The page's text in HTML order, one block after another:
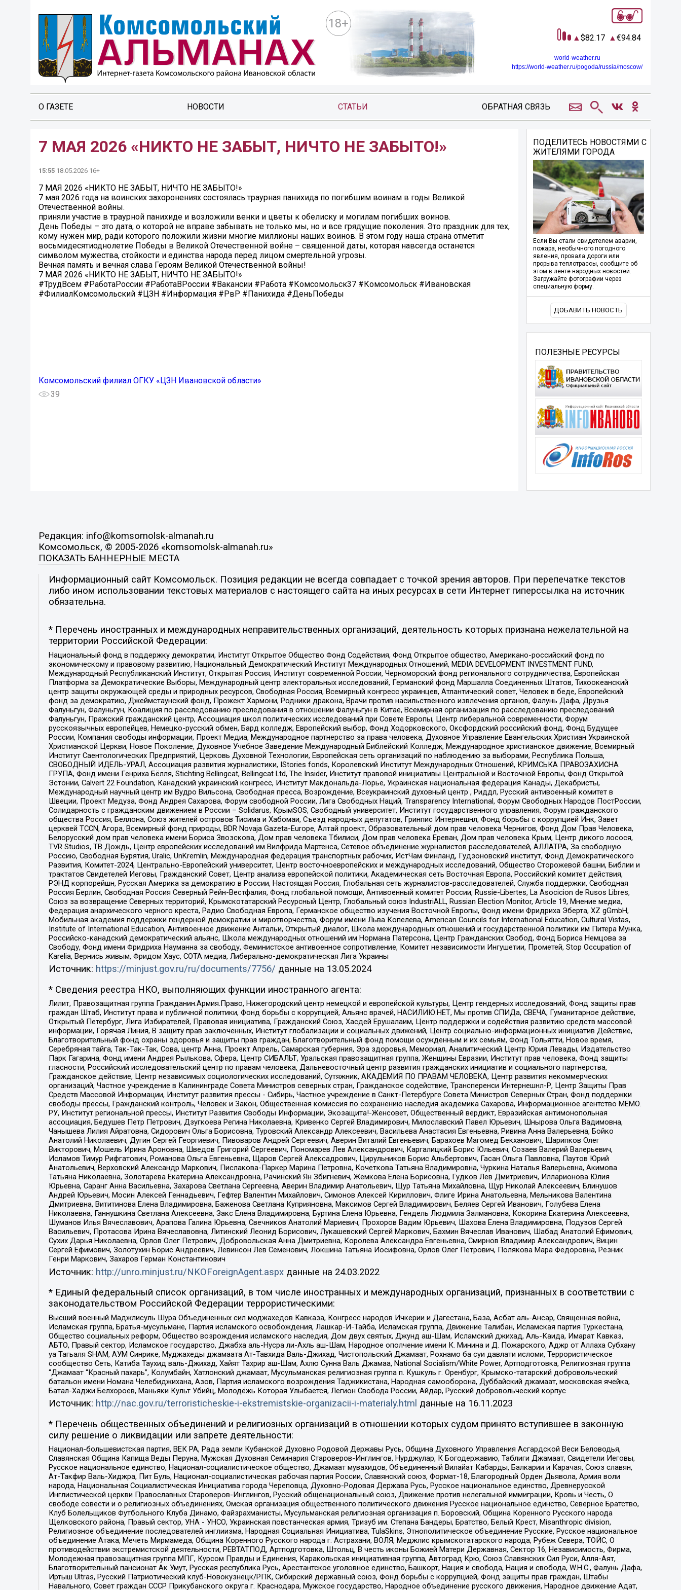
18+
82.17 94.84
world-weather.ru
https://world-weather.ru/pogoda/russia/moscow/
О ГАЗЕТЕ НОВОСТИ СТАТЬИ ОБРАТНАЯ СВЯЗЬ
7 МАЯ 2026 «НИКТО НЕ ЗАБЫТ, НИЧТО НЕ ЗАБЫТО!»
15:55 18.05.2026 16+
7 МАЯ 2026 «НИКТО НЕ ЗАБЫТ, НИЧТО НЕ ЗАБЫТО!»
7 мая 2026 года на воинских захоронениях состоялась траурная панихида по погибшим воинам в годы Великой
Отечественной войны.
приняли участие в траурной панихиде и возложили венки и цветы к обелиску и могилам погибших воинов.
День Победы – это дата, о которой не вправе забывать не только мы, но и все грядущие поколения. Это праздник для тех,
кому нужен мир, ради которого положили жизни многие миллионы наших воинов. В этом году наша страна отметит
восьмидесятиоднолетие Победы в Великой Отечественной войне – священной даты, которая навсегда останется
символом мужества, стойкости и единства народа перед лицом смертельной угрозы.
Вечная память и вечная слава Героям Великой Отечественной войны!
7 МАЯ 2026 «НИКТО НЕ ЗАБЫТ, НИЧТО НЕ ЗАБЫТО!»
#ТрудВсем #РаботаРоссии #РаботаВРоссии #Вакансии #Работа #Комсомольск37 #Комсомольск #Ивановская
#ФилиалКомсомольский #ЦЗН #Информация #РвР #Панихида #ДеньПобеды
Комсомольский филиал ОГКУ «ЦЗН Ивановской области»
39
ПОДЕЛИТЕСЬ НОВОСТЯМИ С
ЖИТЕЛЯМИ ГОРОДА
Если Вы стали свидетелем аварии,
пожара, необычного погодного
явления, провала дороги или
прорыва теплотрассы, сообщите об
этом в ленте народных новостей.
Загружайте фотографии через
специальную форму.
ДОБАВИТЬ НОВОСТЬ
ПОЛЕЗНЫЕ РЕСУРСЫ
Редакция: info@komsomolsk-almanah.ru
Комсомольск, © 2005-2026 «komsomolsk-almanah.ru»
ПОКАЗАТЬ БАННЕРНЫЕ МЕСТА
Информационный сайт Комсомольск. Позиция редакции не всегда совпадает с точкой зрения авторов. При перепечатке текстов
либо ином использовании текстовых материалов с настоящего сайта на иных ресурсах в сети Интернет гиперссылка на источник
обязательна.
* Перечень иностранных и международных неправительственных организаций, деятельность которых признана нежелательной на
территории Российской Федерации:
Национальный фонд в поддержку демократии, Институт Открытое Общество Фонд Содействия, Фонд Открытое общество, Американо-российский фонд по
экономическому и правовому развитию, Национальный Демократический Институт Международных Отношений, MEDIA DEVELOPMENT INVESTMENT FUND,
Международный Республиканский Институт, Открытая Россия, Институт современной России, Черноморский фонд регионального сотрудничества, Европейская
Платформа за Демократические Выборы, Международный центр электоральных исследований, Германский фонд Маршалла Соединенных Штатов, Тихоокеанский
центр защиты окружающей среды и природных ресурсов, Свободная Россия, Всемирный конгресс украинцев, Атлантический совет, Человек в беде, Европейский
фонд за демократию, Джеймстаунский фонд, Прожект Хармони, Родники дракона, Врачи против насильственного извлечения органов, Фалунь Дафа, Друзья
Фалуньгун, Фалуньгун, Коалиция по расследованию преследования в отношении Фалуньгун в Китае, Всемирная организация по расследованию преследований
Фалуньгун, Пражский гражданский центр, Ассоциация школ политических исследований при Совете Европы, Центр либеральной современности, Форум
русскоязычных европейцев, Немецко-русский обмен, Бард колледж, Европейский выбор, Фонд Ходорковского, Оксфордский российский фонд, Фонд Будущее
России, Компания свободы информации, Проект Медиа, Международное партнерство за права человека, Духовное Управление Евангельских Христиан Украинской
Христианской Церкви, Новое Поколение, Духовное Учебное Заведение Международный Библейский Колледж, Международное христианское движение, Всемирный
Институт Саентологических Предприятий, Церковь Духовной Технологии, Европейская сеть организаций по наблюдению за выборами, Республика Польша,
СВОБОДНЫЙ ИДЕЛЬ-УРАЛ, Ассоциация развития журналистики, IStories fonds, Королевский Институт Международных Отношений, КРИМСЬКА ПРАВОЗАХИСНА
ГРУПА, Фонд имени Генриха Бёлля, Stichting Bellingcat, Bellingcat Ltd, The Insider, Институт правовой инициативы Центральной и Восточной Европы, Фонд Открытой
Эстонии, Calvert 22 Foundation, Канадский украинский конгресс, Институт Макдональда-Лорье, Украинская национальная федерация Канады, Декабристы,
Международный научный центр им Вудро Вильсона, Свободная пресса, Возрождение, Всеукраинский духовный центр , Риддл, Русский антивоенный комитет в
Швеции, Проект Медуза, Фонд Андрея Сахарова, Форум свободной России, Лига Свободных Наций, Transparеncy International, Форум Свободных Народов ПостРоссии,
Солидарность с гражданским движением в России – Solidarus, КрымSOS, Свободный университет, Институт государственного управления, Форум гражданского
общества Россия, Беллона, Союз жителей островов Тисима и Хабомаи, Съезд народных депутатов, Гринпис Интернешнл, Фонд борьбы с коррупцией Инк, Завет
церквей TCCN, Агора, Всемирный фонд природы, BDR Novaja Gazeta-Europe, Алтай проект, Образовательный дом прав человека Чернигов, Фонд Дом Прав Человека,
Белорусский дом прав человека имени Бориса Звозскова, Дом прав человека Тбилиси, Дом прав человека Ереван, Дом прав человека Крым, Центр дикого лосося,
TVR Studios, ТВ Дождь, Центр европейских исследований им Вилфрида Мартенса, Сетевое объединение журналистов расследователей, АЛЛАТРА, За свободную
Россию, Свободная Бурятия, Uralic, UnKremlin, Международная федерация транспортных рабочих, ИстЧам Финланд, Гудзоновский институт, Фонд Демократического
Развития, Комитет-2024, Центрально-Европейский университет, Центр восточноевропейских и международных исследований, Общество Сторожевой башни, Библии и
трактатов Свидетелей Иеговы, Гражданский Совет, Центр анализа европейской политики, Академическая сеть Восточная Европа, Российский комитет действия,
РЭНД корпорейшн, Русская Америка за демократию в России, Настоящая Россия, Глобальная сеть журналистов-расследователей, Служба поддержки, Свободная
Россия Берлин, Свободная Россия Северный Рейн-Вестфалия, Фонд глобальной помощи, Антивоенный комитет России, Russie-Libertes, La Asocicion de Rusos Libres,
Союз за возвращение Северных территорий, Крымскотатарский Ресурсный Центр, Глобальный союз IndustriALL, Russian Election Monitor, Article 19, Мнение медиа,
Федерация анархического черного креста, Радио Свободная Европа, Германское общество изучения Восточной Европы, Фонд имени Фридриха Эберта, XZ gGmbH,
Мобильная академия поддержки гендерной демократии и миротворчества, Форум имени Льва Копелева, American Councils for International Education, Cultural Vistas,
Institute of International Education, Антивоенное движение Антальи, Открытый диалог, Школа международных отношений и государственной политики им Питера Мунка,
Российско-канадский демократический альянс, Школа международных отношений им Нормана Патерсона, Центр Гражданских Свобод, Фонд Бориса Немцова за
Свободу, Фонд имени Фридриха Науманна за свободу, Феминистское антивоенное сопротивление, Комитет независимости Ингушетии, Прометей, Stop Occupation of
Karelia, Вернись живым, Фридом Хаус, СОТА медиа, Либерально-демократическая Лига Украины
Источник: https://minjust.gov.ru/ru/documents/7756/ данные на 13.05.2024
* Сведения реестра НКО, выполняющих функции иностранного агента:
Лилит, Правозащитная группа Гражданин.Армия.Право, Нижегородский центр немецкой и европейской культуры, Центр гендерных исследований, Фонд защиты прав
граждан Штаб, Институт права и публичной политики, Фонд борьбы с коррупцией, Альянс врачей, НАСИЛИЮ.НЕТ, Мы против СПИДа, СВЕЧА, Гуманитарное действие,
Открытый Петербург, Лига Избирателей, Правовая инициатива, Гражданский Союз, Хасдей Ерушалаим, Центр поддержки и содействия развитию средств массовой
информации, Горячая Линия, В защиту прав заключенных, Институт глобализации и социальных движений, Центр социально-информационных инициатив Действие,
Благотворительный фонд охраны здоровья и защиты прав граждан, Благотворительный фонд помощи осужденным и их семьям, Фонд Тольятти, Новое время,
Серебряная тайга, Так-Так-Так, Сова, центр Анна, Проект Апрель, Самарская губерния, Эра здоровья, Мемориал, Аналитический Центр Юрия Левады, Издательство
Парк Гагарина, Фонд имени Андрея Рылькова, Сфера, Центр СИБАЛЬТ, Уральская правозащитная группа, Женщины Евразии, Институт прав человека, Фонд защиты
гласности, Российский исследовательский центр по правам человека, Дальневосточный центр развития гражданских инициатив и социального партнерства,
Гражданское действие, Центр независимых социологических исследований, Сутяжник, АКАДЕМИЯ ПО ПРАВАМ ЧЕЛОВЕКА, Центр развития некоммерческих
организаций, Частное учреждение в Калининграде Совета Министров северных стран, Гражданское содействие, Трансперенси Интернешнл-Р, Центр Защиты Прав
Средств Массовой Информации, Институт развития прессы - Сибирь, Частное учреждение в Санкт-Петербурге Совета Министров Северных Стран, Фонд поддержки
свободы прессы, Гражданский контроль, Человек и Закон, Общественная комиссия по сохранению наследия академика Сахарова, Информационное агентство МЕМО.
РУ, Институт региональной прессы, Институт Развития Свободы Информации, Экозащита!-Женсовет, Общественный вердикт, Евразийская антимонопольная
ассоциация, Бедушев Петр Петрович, Дзугкоева Регина Николаевна, Кривенко Сергей Владимирович, Милославский Павел Юрьевич, Шнырова Ольга Вадимовна,
Чанышева Лилия Айратовна, Сидорович Ольга Борисовна, Туровский Александр Алексеевич, Васильева Анастасия Евгеньевна, Ривина Анна Валерьевна, Бойко
Анатолий Николаевич, Дугин Сергей Георгиевич, Пивоваров Андрей Сергеевич, Аверин Виталий Евгеньевич, Барахоев Магомед Бекханович, Шарипков Олег
Викторович, Мошель Ирина Ароновна, Шведов Григорий Сергеевич, Пономарев Лев Александрович, Каргалицкий Борис Юльевич, Созаев Валерий Валерьевич,
Исламов Тимур Рифгатович, Романова Ольга Евгеньевна, Щаров Сергей Алексадрович, Цирульников Борис Альбертович, Гасан Ольга Павловна, Паутов Юрий
Анатольевич, Верховский Александр Маркович, Пислакова-Паркер Марина Петровна, Кочеткова Татьяна Владимировна, Чуркина Наталья Валерьевна, Акимова
Татьяна Николаевна, Золотарева Екатерина Александровна, Рачинский Ян Збигневич, Жемкова Елена Борисовна, Гудков Лев Дмитриевич, Илларионова Юлия
Юрьевна, Саранг Анна Васильевна, Захарова Светлана Сергеевна, Аверин Владимир Анатольевич, Щур Татьяна Михайловна, Щур Николай Алексеевич, Блинушов
Андрей Юрьевич, Мосин Алексей Геннадьевич, Гефтер Валентин Михайлович, Симонов Алексей Кириллович, Флиге Ирина Анатольевна, Мельникова Валентина
Дмитриевна, Вититинова Елена Владимировна, Баженова Светлана Куприяновна, Максимов Сергей Владимирович, Беляев Сергей Иванович, Голубева Елена
Николаевна, Ганнушкина Светлана Алексеевна, Закс Елена Владимировна, Буртина Елена Юрьевна, Гендель Людмила Залмановна, Кокорина Екатерина Алексеевна,
Шуманов Илья Вячеславович, Арапова Галина Юрьевна, Свечников Анатолий Мариевич, Прохоров Вадим Юрьевич, Шахова Елена Владимировна, Подузов Сергей
Васильевич, Протасова Ирина Вячеславовна, Литинский Леонид Борисович, Лукашевский Сергей Маркович, Бахмин Вячеслав Иванович, Шабад Анатолий Ефимович,
Сухих Дарья Николаевна, Орлов Олег Петрович, Добровольская Анна Дмитриевна, Королева Александра Евгеньевна, Смирнов Владимир Александрович, Вицин
Сергей Ефимович, Золотухин Борис Андреевич, Левинсон Лев Семенович, Локшина Татьяна Иосифовна, Орлов Олег Петрович, Полякова Мара Федоровна, Резник
Генри Маркович, Захаров Герман Константинович
Источник: http://unro.minjust.ru/NKOForeignAgent.aspxданные на 24.03.2022
* Единый федеральный список организаций, в том числе иностранных и международных организаций, признанных в соответствии с
законодательством Российской Федерации террористическими:
Высший военный Маджлисуль Шура Объединенных сил моджахедов Кавказа, Конгресс народов Ичкерии и Дагестана, База, Асбат аль-Ансар, Священная война,
Исламская группа, Братья-мусульмане, Партия исламского освобождения, Лашкар-И-Тайба, Исламская группа, Движение Талибан, Исламская партия Туркестана,
Общество социальных реформ, Общество возрождения исламского наследия, Дом двух святых, Джунд аш-Шам, Исламский джихад, Аль-Каида, Имарат Кавказ,
АБТО, Правый сектор, Исламское государство, Джабха аль-Нусра ли-Ахль аш-Шам, Народное ополчение имени К. Минина и Д. Пожарского, Аджр от Аллаха Субхану
уа Тагьаля SHAM, АУМ Синрике, Муджахеды джамаата Ат-Тавхида Валь-Джихад, Чистопольский Джамаат, Рохнамо ба суи давлати исломи, Террористическое
сообщество Сеть, Катиба Таухид валь-Джихад, Хайят Тахрир аш-Шам, Ахлю Сунна Валь Джамаа, National Socialism/White Power, Артподготовка, Религиозная группа
“Джамаат “Красный пахарь”, Колумбайн, Хатлонский джамаат, Мусульманская религиозная группа п. Кушкуль г. Оренбург, Крымско-татарский добровольческий
батальон имени Номана Челебиджихана, Азов, Партия исламского возрождения Таджикистана, Народная самооборона, Дуббайский джамаат, московская ячейка,
Батал-Хаджи Белхороев, Маньяки Культ Убийц, Молодёжь Которая Улыбается, Легион Свобода России, Айдар, Русский добровольческий корпус
Источник: http://nac.gov.ru/terroristicheskie-i-ekstremistskie-organizacii-i-materialy.html данные на 16.11.2023
* Перечень общественных объединений и религиозных организаций в отношении которых судом принято вступившее в законную
силу решение о ликвидации или запрете деятельности:
Национал-большевистская партия, ВЕК РА, Рада земли Кубанской Духовно Родовой Державы Русь, Община Духовного Управления Асгардской Веси Беловодья,
Славянская Община Капища Веды Перуна, Мужская Духовная Семинария Староверов-Инглингов, Нурджулар, К Богодержавию, Таблиги Джамаат, Свидетели Иеговы,
Русское национальное единство, Национал-социалистическое общество, Джамаат мувахидов, Объединенный Вилайат Кабарды, Балкарии и Карачая, Союз славян,
Ат-Такфир Валь-Хиджра, Пит Буль, Национал-социалистическая рабочая партия России, Славянский союз, Формат-18, Благородный Орден Дьявола, Армия воли
народа, Национальная Социалистическая Инициатива города Череповца, Духовно-Родовая Держава Русь, Русское национальное единство, Древнерусской
Инглистической церкви Православных Староверов-Инглингов, Русский общенациональный союз, Движение против нелегальной иммиграции, Кровь и Честь, О
свободе совести и о религиозных объединениях, Омская организация общественного политического движения Русское национальное единство, Северное Братство,
Клуб Болельщиков Футбольного Клуба Динамо, Файзрахманисты, Мусульманская религиозная организация п. Боровский, Община Коренного Русского народа
Щелковского района, Правый сектор, УНА - УНСО, Украинская повстанческая армия, Тризуб им. Степана Бандеры, Братство, Белый Крест, Misanthropic division,
Религиозное объединение последователей инглиизма, Народная Социальная Инициатива, TulaSkins, Этнополитическое объединение Русские, Русское национальное
объединение Атака, Мечеть Мирмамеда, Община Коренного Русского народа г. Астрахани, ВОЛЯ, Меджлис крымскотатарского народа, Рубеж Севера, ТОЙС, О
противодействии экстремистской деятельности, РЕВТАТПОД, Артподготовка, Штольц, В честь иконы Божией Матери Державная, Сектор 16, Независимость, Фирма,
Молодежная правозащитная группа МПГ, Курсом Правды и Единения, Каракольская инициативная группа, Автоград Крю, Союз Славянских Сил Руси, Алля-Аят,
Благотворительный пансионат Ак Умут, Русская республика Русь, Арестантское уголовное единство, Башкорт, Нация и свобода, Нация и свобода, W.H.С., Фалунь Дафа,
Иртыш Ultras, Русский Патриотический клуб-Новокузнецк/РПК, Сибирский державный союз, Фонд борьбы с коррупцией, Фонд защиты прав граждан, Штабы
Навального, Совет граждан СССР Прикубанского округа г. Краснодара, Мужское государство, Народное объединение русского движения, Народное движение Адат,